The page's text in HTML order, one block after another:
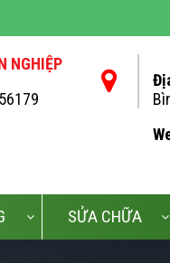
NGHIỆP
SỬA CHỮA